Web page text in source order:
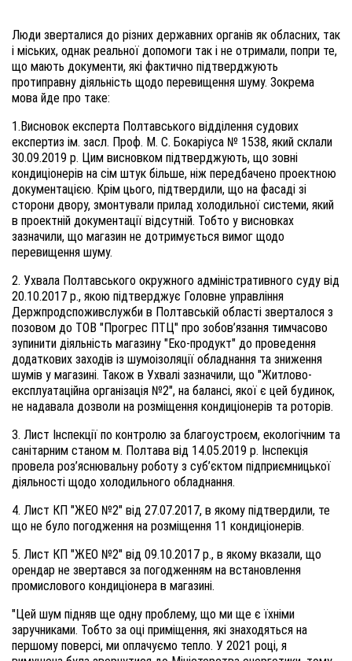
Люди зверталися до різних державних органів як обласних, так
і міських, однак реальної допомоги так і не отримали, попри те,
що мають документи, які фактично підтверджують
протиправну діяльність щодо перевищення шуму. Зокрема
мова йде про таке:
1.Висновок експерта Полтавського відділення судових
експертиз ім. засл. Проф. М. С. Бокаріуса № 1538, який склали
30.09.2019 р. Цим висновком підтверджують, що зовні
кондиціонерів на сім штук більше, ніж передбачено проектною
документацією. Крім цього, підтвердили, що на фасаді зі
сторони двору, змонтували прилад холодильної системи, який
в проектній документації відсутній. Тобто у висновках
зазначили, що магазин не дотримується вимог щодо
перевищення шуму.
2. Ухвала Полтавського окружного адміністративного суду від
20.10.2017 р., якою підтверджує Головне управління
Держпродспоживслужби в Полтавській області зверталося з
позовом до ТОВ "Прогрес ПТЦ" про зобов’язання тимчасово
зупинити діяльність магазину "Еко-продукт" до проведення
додаткових заходів із шумоізоляції обладнання та зниження
шумів у магазині. Також в Ухвалі зазначили, що "Житлово-
експлуатаційна організація №2", на балансі, якої є цей будинок,
не надавала дозволи на розміщення кондиціонерів та роторів.
3. Лист Інспекції по контролю за благоустроєм, екологічним та
санітарним станом м. Полтава від 14.05.2019 р. Інспекція
провела роз’яснювальну роботу з суб’єктом підприємницької
діяльності щодо холодильного обладнання.
4. Лист КП "ЖЕО №2" від 27.07.2017, в якому підтвердили, те
що не було погодження на розміщення 11 кондиціонерів.
5. Лист КП "ЖЕО №2" від 09.10.2017 р., в якому вказали, що
орендар не звертався за погодженням на встановлення
промислового кондиціонера в магазині.
"Цей шум підняв ще одну проблему, що ми ще є їхніми
заручниками. Тобто за оці приміщення, які знаходяться на
першому поверсі, ми оплачуємо тепло. У 2021 році, я